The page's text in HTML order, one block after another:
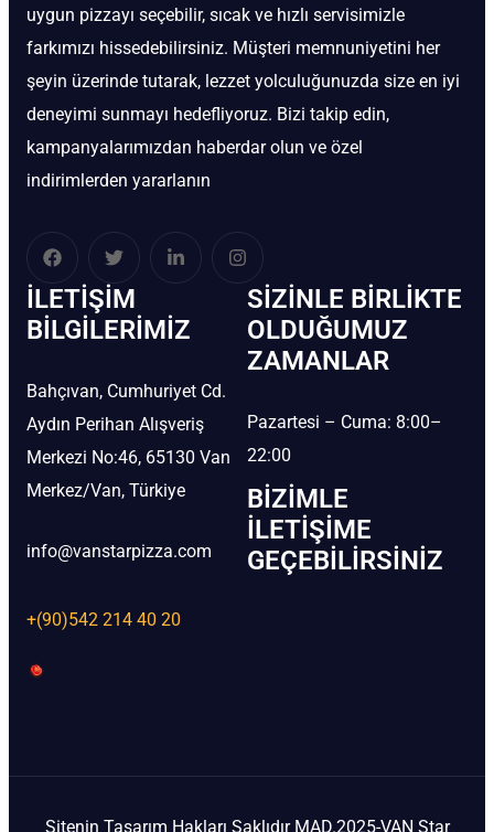
uygun pizzayı seçebilir, sıcak ve hızlı servisimizle
farkımızı hissedebilirsiniz. Müşteri memnuniyetini her
şeyin üzerinde tutarak, lezzet yolculuğunuzda size en iyi
deneyimi sunmayı hedefliyoruz. Bizi takip edin,
kampanyalarımızdan haberdar olun ve özel
indirimlerden yararlanın
İLETIŞIM
BİLGILERIMIZ
Bahçıvan, Cumhuriyet Cd.
Aydın Perihan Alışveriş
Merkezi No:46, 65130 Van
Merkez/Van, Türkiye
info@vanstarpizza.com
+(90)542 214 40 20
SIZINLE BIRLIKTE
OLDUĞUMUZ
ZAMANLAR
Pazartesi – Cuma: 8:00–
22:00
BIZIMLE
İLETIŞIME
GEÇEBILIRSINIZ
Sitenin Tasarım Hakları Saklıdır MAD.2025-VAN Star